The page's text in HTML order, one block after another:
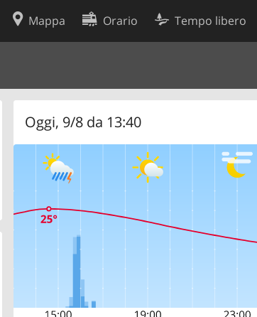
Mappa Orario Tempo libero
Oggi, 9/8 da 13:40
Preferenze cookie